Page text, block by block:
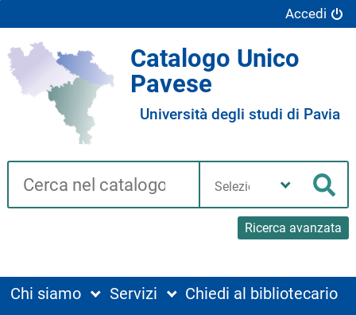
Accedi
Catalogo Unico
Pavese
Università degli studi di Pavia
Cerca su "Catalogo"
Ricerca avanzata
biblioteca
Chi siamo Servizi
Chiedi al bibliotecario